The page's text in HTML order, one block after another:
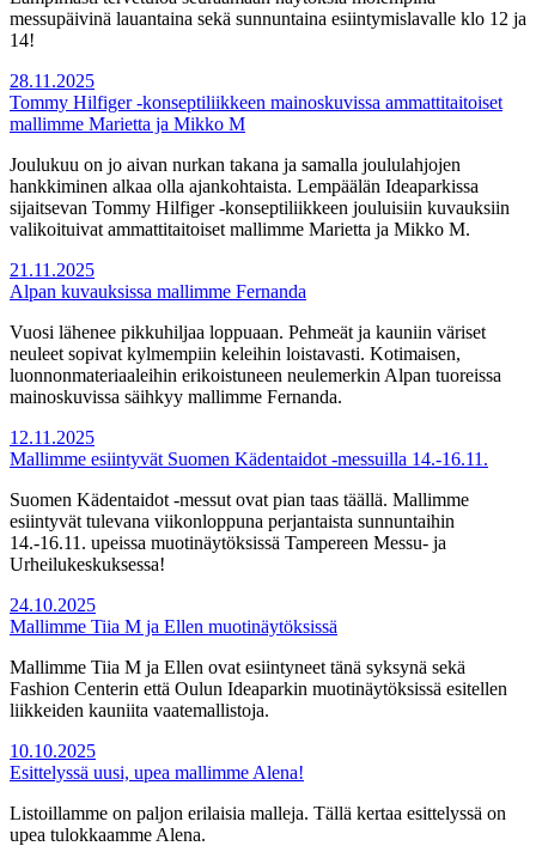
messupäivinä lauantaina sekä sunnuntaina esiintymislavalle klo 12 ja
14!
28.11.2025
Tommy Hilfiger -konseptiliikkeen mainoskuvissa ammattitaitoiset
mallimme Marietta ja Mikko M
Joulukuu on jo aivan nurkan takana ja samalla joululahjojen
hankkiminen alkaa olla ajankohtaista. Lempäälän Ideaparkissa
sijaitsevan Tommy Hilfiger -konseptiliikkeen jouluisiin kuvauksiin
valikoituivat ammattitaitoiset mallimme Marietta ja Mikko M.
21.11.2025
Alpan kuvauksissa mallimme Fernanda
Vuosi lähenee pikkuhiljaa loppuaan. Pehmeät ja kauniin väriset
neuleet sopivat kylmempiin keleihin loistavasti. Kotimaisen,
luonnonmateriaaleihin erikoistuneen neulemerkin Alpan tuoreissa
mainoskuvissa säihkyy mallimme Fernanda.
12.11.2025
Mallimme esiintyvät Suomen Kädentaidot -messuilla 14.-16.11.
Suomen Kädentaidot -messut ovat pian taas täällä. Mallimme
esiintyvät tulevana viikonloppuna perjantaista sunnuntaihin
14.-16.11. upeissa muotinäytöksissä Tampereen Messu- ja
Urheilukeskuksessa!
24.10.2025
Mallimme Tiia M ja Ellen muotinäytöksissä
Mallimme Tiia M ja Ellen ovat esiintyneet tänä syksynä sekä
Fashion Centerin että Oulun Ideaparkin muotinäytöksissä esitellen
liikkeiden kauniita vaatemallistoja.
10.10.2025
Esittelyssä uusi, upea mallimme Alena!
Listoillamme on paljon erilaisia malleja. Tällä kertaa esittelyssä on
upea tulokkaamme Alena.